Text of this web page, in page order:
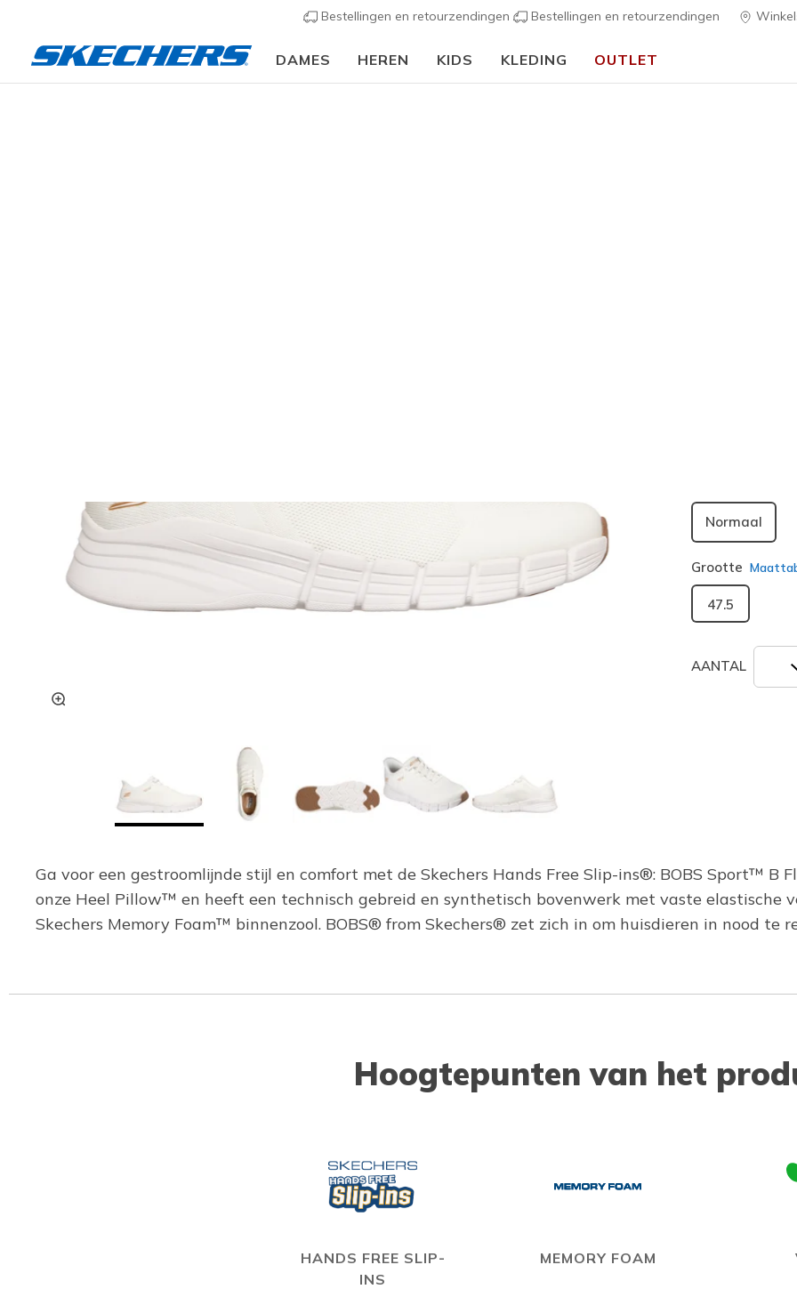
Bestellingen en retourzendingen Bestellingen en retourzendingen
DAMES HEREN KIDS KLEDING OUTLET
Normaal
Grootte
47.5
AANTAL
Ga voor een gestroomlijnde stijl en comfort met de Skechers Hands Free Slip-ins®: BOBS Sport™ B
onze Heel Pillow™ en heeft een technisch gebreid en synthetisch bovenwerk met vaste elastische
Skechers Memory Foam™ binnenzool. BOBS® from Skechers® zet zich in om huisdieren in nood te
Hoogtepunten van het
HANDS FREE SLIP-
INS
MEMORY FOAM